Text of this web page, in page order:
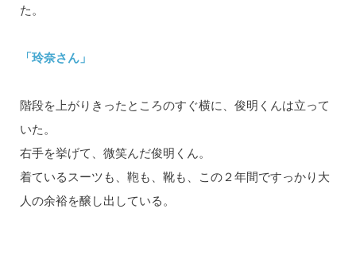
た。
「玲奈さん」
階段を上がりきったところのすぐ横に、俊明くんは立って
いた。
右手を挙げて、微笑んだ俊明くん。
着ているスーツも、鞄も、靴も、この２年間ですっかり大
人の余裕を醸し出している。